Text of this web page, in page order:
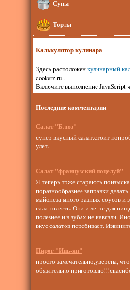
Супы
Торты
Калькулятор кулинара
Здесь расположенкулинарный
cookerz.ru .
Включите выполнение JavaScript
Последние комментарии
Салат "Блюз"
супер вкусный салат.стоит
улет.
Салат "французский поцелуй"
Я теперь тоже стараюсь
поразнообразнее заправки
майонеза много разных соусов и
салатов есть. Они и легче для
полезнее и в зубах не навязли.
вкус салатов перебивает.
Пирог "Инь-ян"
просто замечательно,уверена,
обязательно